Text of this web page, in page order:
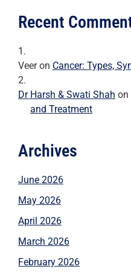
Recent
Veeron Cancer: Types,
Dr Harsh & Swati Shah on
and Treatment
Archives
June 2026
May 2026
April 2026
March 2026
February 2026